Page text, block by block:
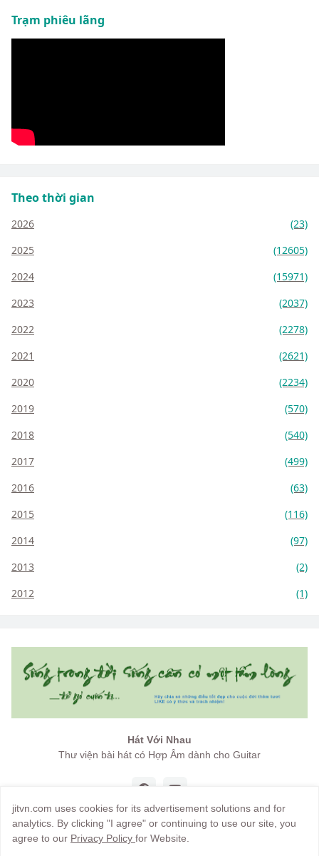
Trạm phiêu lãng
Theo thời gian
2026
(23)
2025
(12605)
2024
(15971)
2023
(2037)
2022
(2278)
2021
(2621)
2020
(2234)
2019
(570)
2018
(540)
2017
(499)
2016
(63)
2015
(116)
2014
(97)
2013
(2)
2012
(1)
Hát Với Nhau
Thư viện bài hát có Hợp Âm dành cho Guitar
Copyright by
jitvn.com uses cookies for its advertisement solutions and for
analytics. By clicking "I agree" or continuing to use our site, you
agree to our Privacy Policy for Website.